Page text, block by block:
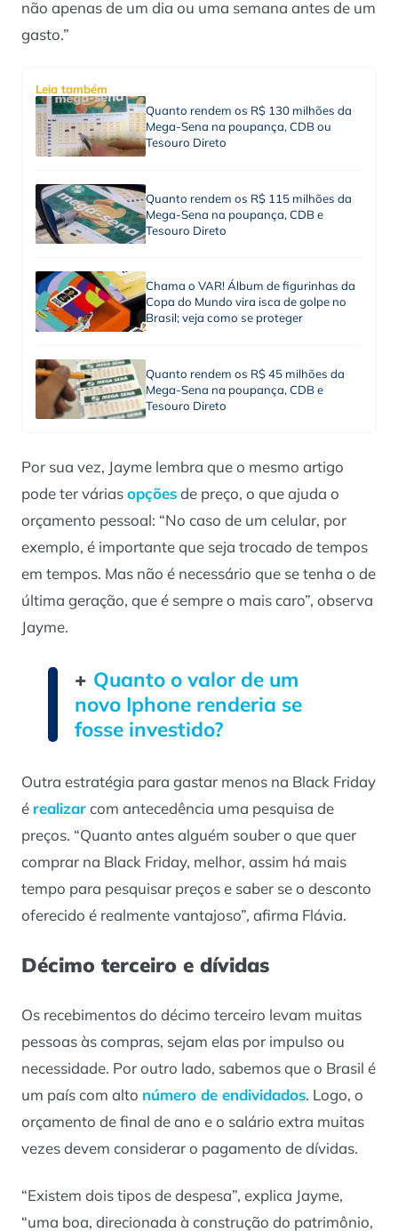
não apenas de um dia ou uma semana antes de um
gasto.”
Leia também
Quanto rendem os R$ 130 milhões da
Mega-Sena na poupança, CDB ou
Tesouro Direto
Quanto rendem os R$ 115 milhões da
Mega-Sena na poupança, CDB e
Tesouro Direto
Chama o VAR! Álbum de figurinhas da
Copa do Mundo vira isca de golpe no
Brasil; veja como se proteger
Quanto rendem os R$ 45 milhões da
Mega-Sena na poupança, CDB e
Tesouro Direto
Por sua vez, Jayme lembra que o mesmo artigo
pode ter váriasopçõesde preço, o que ajuda o
orçamento pessoal: “No caso de um celular, por
exemplo, é importante que seja trocado de tempos
em tempos. Mas não é necessário que se tenha o de
última geração, que é sempre o mais caro”, observa
Jayme.
+ Quanto o valor de um
novo Iphone renderia se
fosse investido?
Outra estratégia para gastar menos na Black Friday
é realizarcom antecedência uma pesquisa de
preços. “Quanto antes alguém souber o que quer
comprar na Black Friday, melhor, assim há mais
tempo para pesquisar preços e saber se o desconto
oferecido é realmente vantajoso”, afirma Flávia.
Décimo terceiro e dívidas
Os recebimentos do décimo terceiro levam muitas
pessoas às compras, sejam elas por impulso ou
necessidade. Por outro lado, sabemos que o Brasil é
um país com alto número de endividados. Logo, o
orçamento de final de ano e o salário extra muitas
vezes devem considerar o pagamento de dívidas.
“Existem dois tipos de despesa”, explica Jayme,
“uma boa, direcionada à construção do patrimônio,